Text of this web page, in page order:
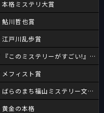
本格ミステリ大賞
鮎川哲也賞
江戸川乱歩賞
『このミステリーがすごい!』大賞
メフィスト賞
ばらのまち福山ミステリー文学新
黄金の本格